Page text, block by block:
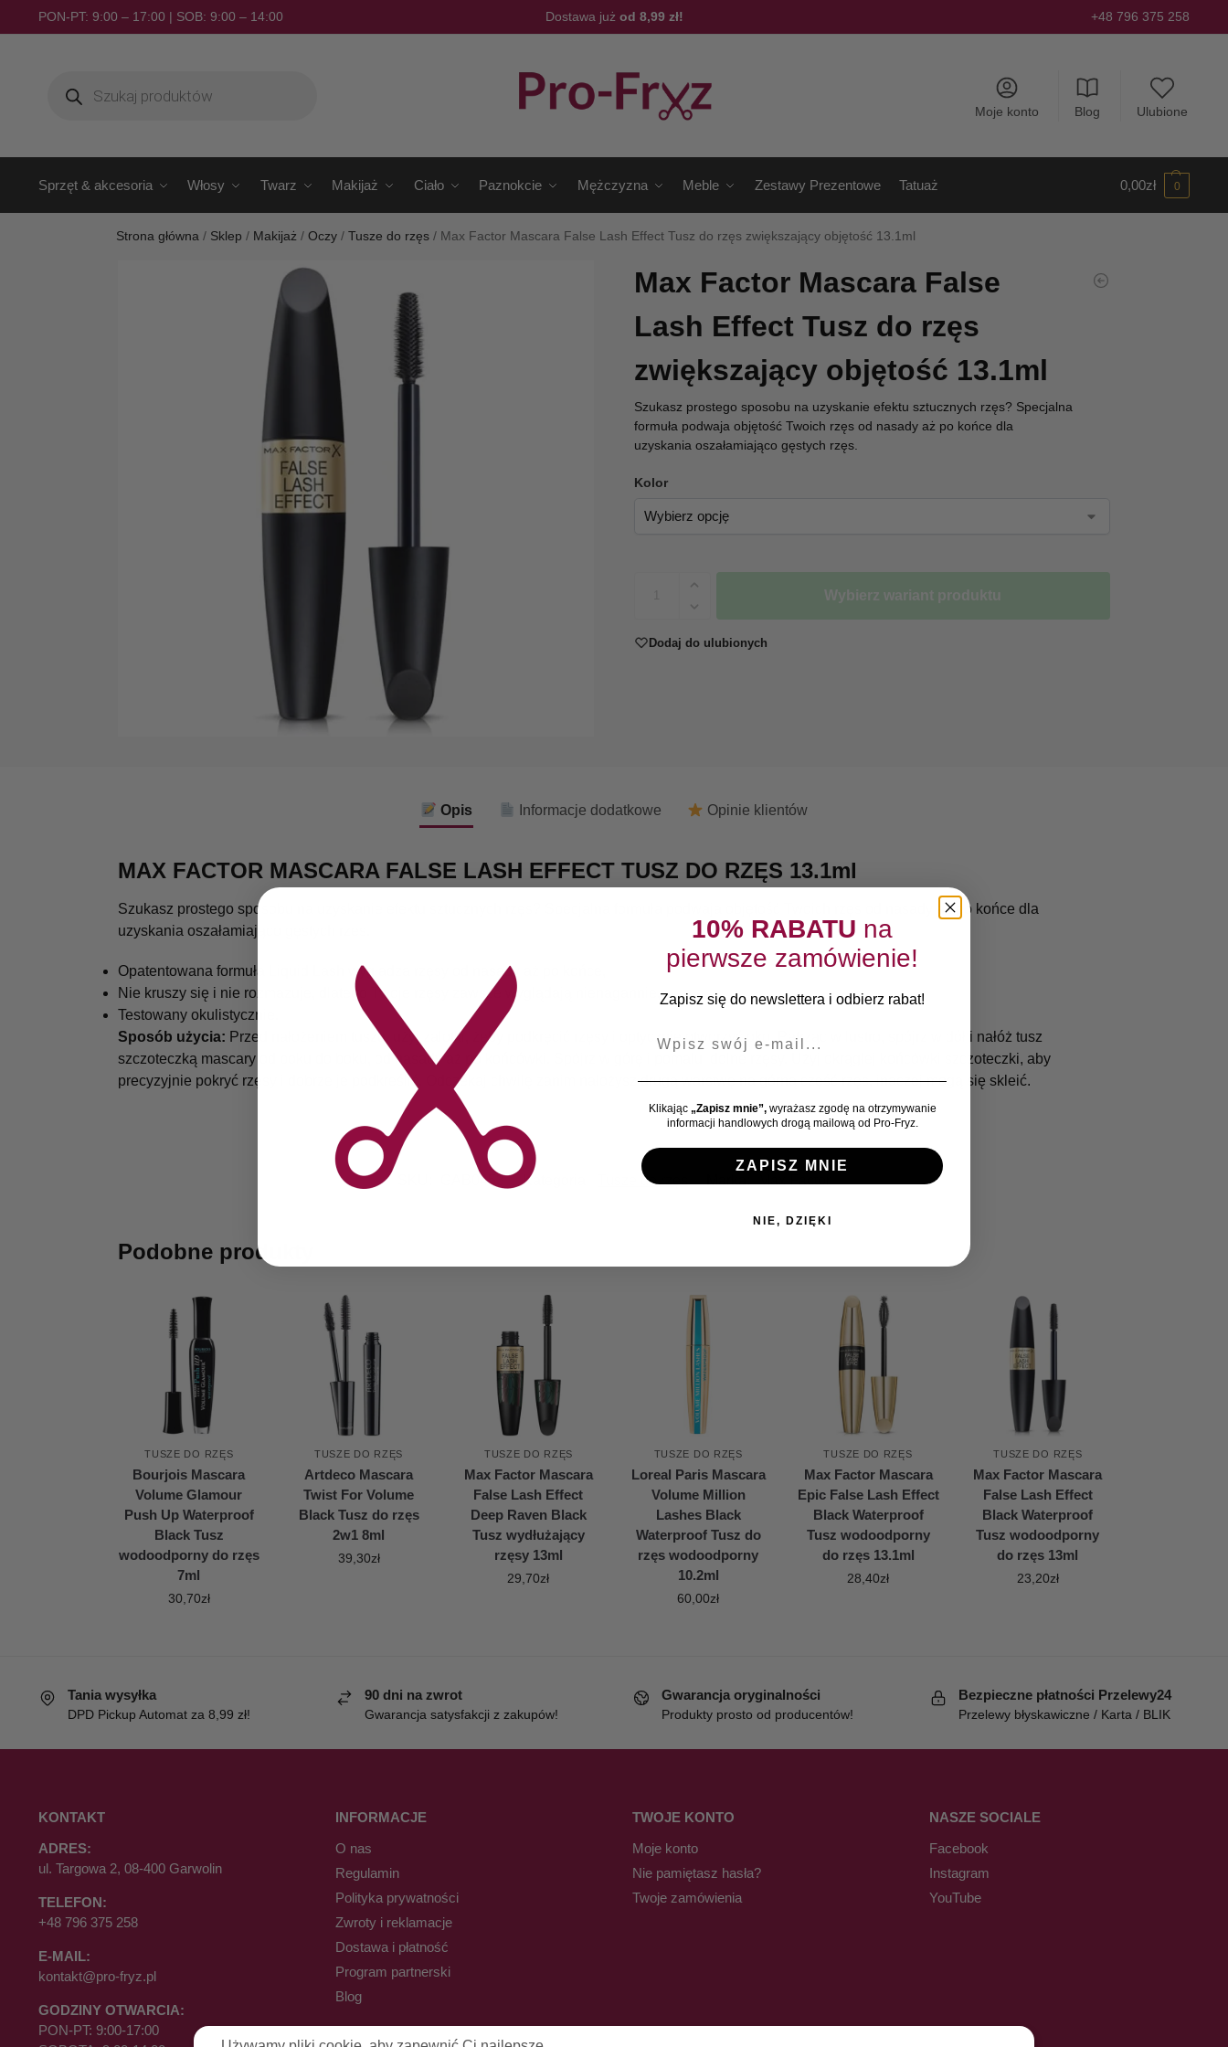
PON-PT: 9:00 – 17:00 | SOB: 9:00 – 14:00 Dostawa już od 8,99 zł! +48 796 375 258
Moje konto Blog Ulubione
Sprzęt & akcesoria Włosy Twarz Makijaż Ciało Paznokcie Mężczyzna Meble Zestawy Prezentowe Tatuaż 0,00zł 0
Strona główna / Sklep / Makijaż /Oczy /Tusze do rzęs / Max Factor Mascara False Lash Effect Tusz do rzęs zwiększający objętość 13.1ml
Max Factor Mascara False
Lash Effect Tusz do rzęs
zwiększający objętość 13.1ml
Szukasz prostego sposobu na uzyskanie efektu sztucznych rzęs? Specjalna
formuła podwaja objętość Twoich rzęs od nasady aż po końce dla
uzyskania oszałamiająco gęstych rzęs.
Kolor
Wybierz wariant produktu
Dodaj do ulubionych
Opis Informacje dodatkowe Opinie klientów
MAX FACTOR MASCARA FALSE LASH EFFECT TUSZ DO RZĘS 13.1ml
Szukasz prostego sposobu na uzyskanie efektu sztucznych rzęs? Specjalna formuła podwaja objętość Twoich rzęs od nasady aż po końce dla
uzyskania oszałamiająco gęstych rzęs.
Opatentowana formuła Liquid Lash wygładza rzęsy od nasady aż po końce,
Nie kruszy się i nie rozmazuje, dlatego Twoje rzęsy zawsze wyglądają nienagannie,
Testowany okulistycznie.
Sposób użycia: Przed nałożeniem tuszu, użyj zalotki, żeby podkręcić rzęsy i optycznie otworzyć oko. Patrząc w lustro, spójrz w dół i nałóż tusz
szczoteczką mascary od boku do boku, od nasady aż po końcówki. Spójrz w górę i pomaluj dolne rzęsy. Użyj okrągłej końcówki szczoteczki, aby
precyzyjnie pokryć rzęsy i dobrze je podkreślić. Odczekaj chwilę zanim nałożysz drugą warstwę na górną część rzęs, inaczej mogą się skleić.
GAB0453 Kategoria: Tusze do rzęs
Podobne produkty
TUSZE DO RZĘS
Bourjois Mascara
Volume Glamour
Push Up Waterproof
Black Tusz
wodoodporny do rzęs
7ml
30,70zł
TUSZE DO RZĘS
Artdeco Mascara
Twist For Volume
Black Tusz do rzęs
2w1 8ml
39,30zł
TUSZE DO RZĘS
Max Factor Mascara
False Lash Effect
Deep Raven Black
Tusz wydłużający
rzęsy 13ml
29,70zł
TUSZE DO RZĘS
Loreal Paris Mascara
Volume Million
Lashes Black
Waterproof Tusz do
rzęs wodoodporny
10.2ml
60,00zł
TUSZE DO RZĘS
Max Factor Mascara
Epic False Lash Effect
Black Waterproof
Tusz wodoodporny
do rzęs 13.1ml
28,40zł
TUSZE DO RZĘS
Max Factor Mascara
False Lash Effect
Black Waterproof
Tusz wodoodporny
do rzęs 13ml
23,20zł
Tania wysyłka
DPD Pickup Automat za 8,99 zł!
90 dni na zwrot
Gwarancja satysfakcji z zakupów!
Gwarancja oryginalności
Produkty prosto od producentów!
Bezpieczne płatności Przelewy24
Przelewy błyskawiczne / Karta / BLIK
KONTAKT
ADRES:
ul. Targowa 2, 08-400 Garwolin
TELEFON:
+48 796 375 258
E-MAIL:
kontakt@pro-fryz.pl
GODZINY OTWARCIA:
PON-PT: 9:00-17:00
INFORMACJE
O nas
Regulamin
Polityka prywatności
Zwroty i reklamacje
Dostawa i płatność
Program partnerski
Blog
TWOJE KONTO
Moje konto
Nie pamiętasz hasła?
Twoje zamówienia
NASZE SOCIALE
Facebook
Instagram
YouTube
10% RABATU na
pierwsze zamówienie!
Zapisz się do newslettera i odbierz rabat!
Klikając „Zapisz mnie”,wyrażasz zgodę na otrzymywanie
informacji handlowych drogą mailową od Pro-Fryz.
ZAPISZ MNIE
NIE, DZIĘKI